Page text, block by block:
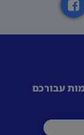
עבורכם